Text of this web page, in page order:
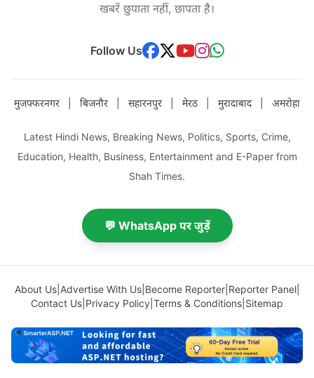
खबरें छुपाता नहीं, छापता है।
Follow Us
मुजफ्फरनगर बिजनौर सहारनपुर मेरठ मुरादाबाद अमरोहा
Latest Hindi News, Breaking News, Politics, Sports, Crime,
Education, Health, Business, Entertainment and E-Paper from
Shah Times.
💬 WhatsApp पर जुड़ें
About Us| Advertise With Us| Become Reporter| Reporter Panel|
Contact Us Privacy Policy Terms & Conditions Sitemap